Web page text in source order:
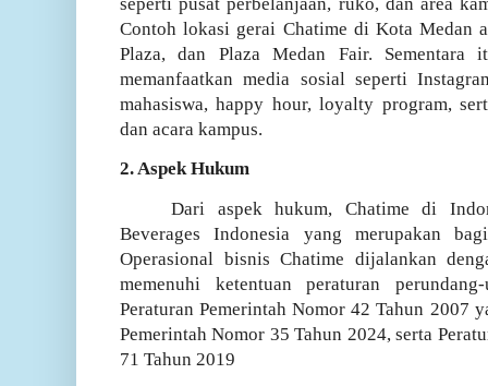
Contoh lokasi gerai Chatime di Kota Medan
Plaza, dan Plaza Medan Fair. Sementara
memanfaatkan media sosial seperti
mahasiswa, happy hour, loyalty program,
dan acara kampus.
2. Aspek Hukum
Dari aspek hukum, Chatime di
Beverages Indonesia yang merupakan
Operasional bisnis Chatime dijalankan
memenuhi ketentuan peraturan
Peraturan Pemerintah Nomor 42 Tahun 2007
Pemerintah Nomor 35 Tahun 2024, serta
71 Tahun 2019